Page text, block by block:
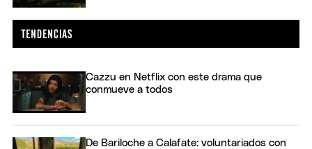
Cazzu en Netflix con este drama que
conmueve a todos
De Bariloche a Calafate: voluntariados con